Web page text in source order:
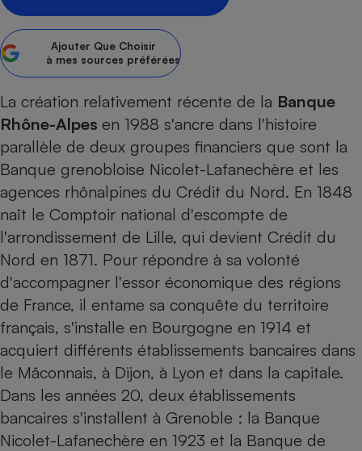
Ajouter Que Choisir
à mes sources préférées
La création relativement récente de la Banque
Rhône-Alpes en 1988 s'ancre dans l'histoire
parallèle de deux groupes financiers que sont la
Banque grenobloise Nicolet-Lafanechère et les
agences rhônalpines du Crédit du Nord. En 1848
naît le Comptoir national d'escompte de
l'arrondissement de Lille, qui devient Crédit du
Nord en 1871. Pour répondre à sa volonté
d'accompagner l'essor économique des régions
de France, il entame sa conquête du territoire
français, s'installe en Bourgogne en 1914 et
acquiert différents établissements bancaires dans
le Mâconnais, à Dijon, à Lyon et dans la capitale.
Dans les années 20, deux établissements
bancaires s'installent à Grenoble : la Banque
Nicolet-Lafanechère en 1923 et la Banque de
Sécurité - Hygiène
Supermarché - Drive
Complément
alimentaire
Assurance
Mutuelle
Assurance emprunteur
Circulation routière
Moto
Comparateur auto
Supermarché - Drive
Comparatif plaque à
Comparatif hotte
Comparatif climatiseur
Comparatif aspirateur
Comparatif aspirateur
Comparatif cafetière
Comparatif robot cuiseur
Comparatif centrale
Gros électroménager
Petit électroménager -
Électricité - Gaz
Comparatif barre de son
Comparatif imprimante
Comparatif ordinateur
Comparatif ultrabook
Comparatif tablette
Image et son
Informatique
Internet
Téléphonie
Comparatif poêle à
Comparatif radiateur
Aménagement
Bricolage - Jardinage
Chauffage
Produit d'entretien
Sécurité domestique
Hygiène - Beauté
Maladie - Médecine -
Système de santé -
Mutuelle
Retraite
Choisir son pellet
Comparateur assurance emprunteur
Tous les comparateurs
Toutes les cartes interactives
Speedtest - Testez le débit de votre
connexion Internet